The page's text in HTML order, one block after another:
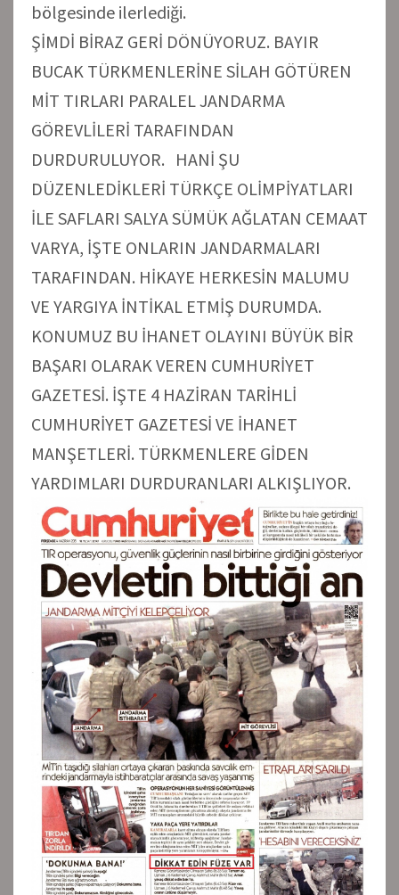
bölgesinde ilerlediği.
ŞİMDİ BİRAZ GERİ DÖNÜYORUZ. BAYIR
BUCAK TÜRKMENLERİNE SİLAH GÖTÜREN
MİT TIRLARI PARALEL JANDARMA
GÖREVLİLERİ TARAFINDAN
DURDURULUYOR. HANİ ŞU
DÜZENLEDİKLERİ TÜRKÇE OLİMPİYATLARI
İLE SAFLARI SALYA SÜMÜK AĞLATAN CEMAAT
VARYA, İŞTE ONLARIN JANDARMALARI
TARAFINDAN. HİKAYE HERKESİN MALUMU
VE YARGIYA İNTİKAL ETMİŞ DURUMDA.
KONUMUZ BU İHANET OLAYINI BÜYÜK BİR
BAŞARI OLARAK VEREN CUMHURİYET
GAZETESİ. İŞTE 4 HAZİRAN TARİHLİ
CUMHURİYET GAZETESİ VE İHANET
MANŞETLERİ. TÜRKMENLERE GİDEN
YARDIMLARI DURDURANLARI ALKIŞLIYOR.